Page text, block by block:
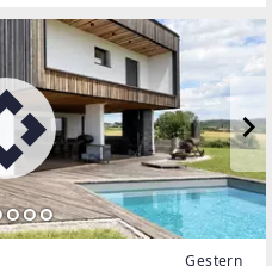
Gestern